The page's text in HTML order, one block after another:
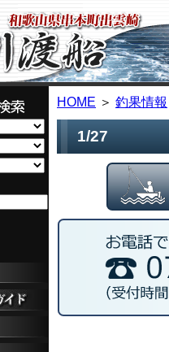
HOME ＞ 釣果情報
1/27